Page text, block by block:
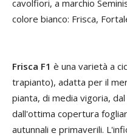
cavolfiori, a marchio
colore bianco: Frisca,
Frisca F1 è una varietà a
trapianto), adatta per il
pianta, di media vigoria,
dall'ottima copertura
autunnali e primaverili.